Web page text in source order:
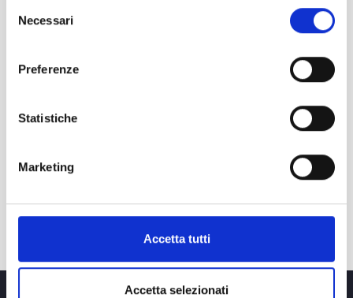
delNecessari
Preferenze
Statistiche
Marketing
Accetta tutti
Accetta selezionati
NÜTZLICHE INFORMATIONEN FÜR
ERFAHRE MEHR